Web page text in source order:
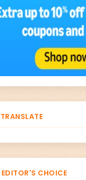
TRANSLATE
EDITOR'S CHOICE